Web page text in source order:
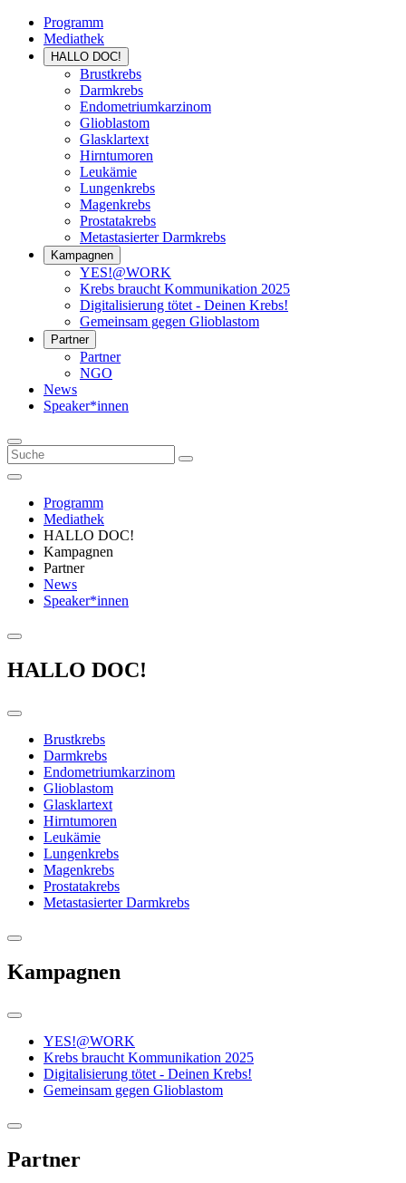
Programm
Mediathek
HALLO DOC!
Brustkrebs
Darmkrebs
Endometriumkarzinom
Glioblastom
Glasklartext
Hirntumoren
Leukämie
Lungenkrebs
Magenkrebs
Prostatakrebs
Metastasierter Darmkrebs
Kampagnen
YES!@WORK
Krebs braucht Kommunikation 2025
Digitalisierung tötet - Deinen Krebs!
Gemeinsam gegen Glioblastom
Partner
Partner
NGO
News
Speaker*innen
Programm
Mediathek
HALLO DOC!
Kampagnen
Partner
News
Speaker*innen
HALLO DOC!
Brustkrebs
Darmkrebs
Endometriumkarzinom
Glioblastom
Glasklartext
Hirntumoren
Leukämie
Lungenkrebs
Magenkrebs
Prostatakrebs
Metastasierter Darmkrebs
Kampagnen
YES!@WORK
Krebs braucht Kommunikation 2025
Digitalisierung tötet - Deinen Krebs!
Gemeinsam gegen Glioblastom
Partner